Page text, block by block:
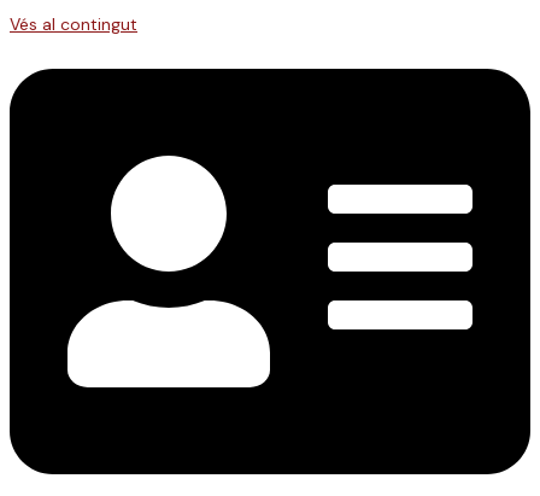
Vés al contingut